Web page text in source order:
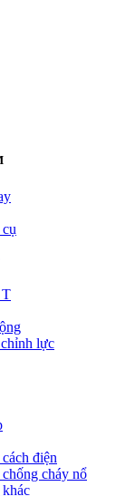
T
lực
điện
cháy nổ